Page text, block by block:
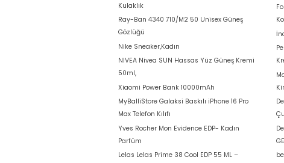
Kulaklık
Ray-Ban 4340 710/M2 50 Unisex Güneş
Gözlüğü
Nike Sneaker,Kadın
NIVEA Nivea SUN Hassas Yüz Güneş Kremi
50ml,
Xiaomi Power Bank 10000mAh
MyBalliStore Galaksi Baskılı iPhone 16 Pro
Max Telefon Kılıfı
Yves Rocher Mon Evidence EDP- Kadın
Parfüm
Lelas Lelas Prime 38 Cool EDP 55 ML –